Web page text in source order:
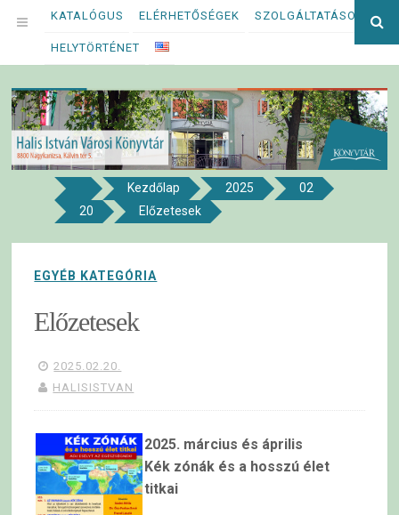
Megszakítás
OPEN
MENU
KATALÓGUS ELÉRHETŐSÉGEK SZOLGÁLTATÁSOK
HELYTÖRTÉNET
Halis István Városi Könyvtár
8800 NAGYKANIZSA, KÁLVIN TÉR 5.
Kezdőlap 2025
02
20
Előzetesek
EGYÉB KATEGÓRIA
Előzetesek
2025.02.20.
HALISISTVAN
2025. március és április
Kék zónák és a hosszú élet
titkai